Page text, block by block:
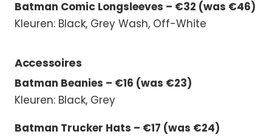
Batman Comic Longsleeves – €32 (was €46)
Kleuren: Black, Grey Wash, Off-White
Accessoires
Batman Beanies – €16 (was €23)
Kleuren: Black, Grey
Batman Trucker Hats – €17 (was €24)